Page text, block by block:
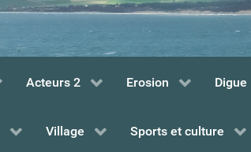
Acteurs 2 Erosion Digue
Village Sports et culture